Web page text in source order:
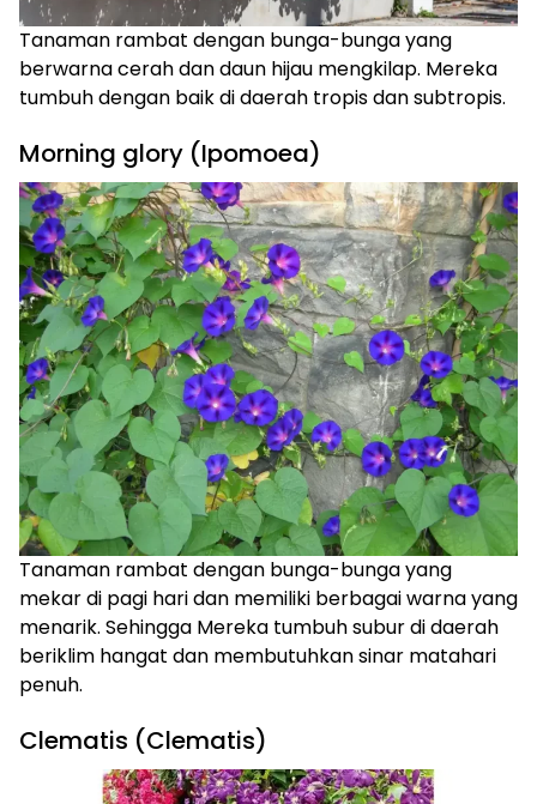
Tanaman rambat dengan bunga-bunga yang
berwarna cerah dan daun hijau mengkilap. Mereka
tumbuh dengan baik di daerah tropis dan subtropis.
Morning glory (Ipomoea)
Tanaman rambat dengan bunga-bunga yang
mekar di pagi hari dan memiliki berbagai warna yang
menarik. Sehingga Mereka tumbuh subur di daerah
beriklim hangat dan membutuhkan sinar matahari
penuh.
Clematis (Clematis)